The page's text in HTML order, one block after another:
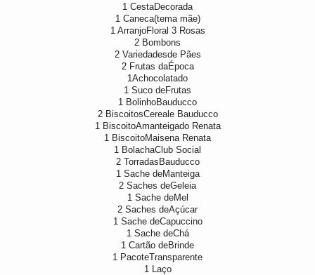
1 CestaDecorada
1 Caneca(tema mãe)
1 ArranjoFloral 3 Rosas
2 Bombons
2 Variedadesde Pães
2 Frutas daÉpoca
1Achocolatado
1 Suco deFrutas
1 BolinhoBauducco
2 BiscoitosCereale Bauducco
1 BiscoitoAmanteigado Renata
1 BiscoitoMaisena Renata
1 BolachaClub Social
2 TorradasBauducco
1 Sache deManteiga
2 Saches deGeleia
1 Sache deMel
2 Saches deAçúcar
1 Sache deCapuccino
1 Sache deCh
1 Cartão deBrinde
1 PacoteTransparente
1 Laço